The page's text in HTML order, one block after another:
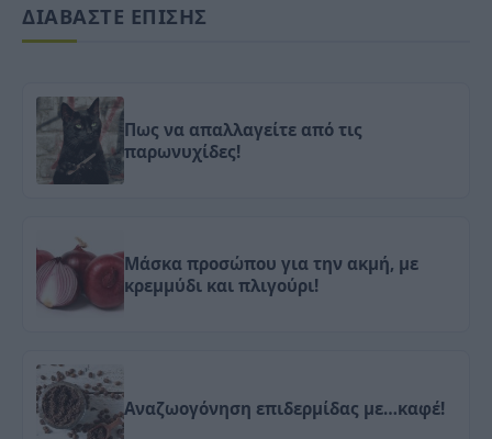
ΔΙΑΒΑΣΤΕ ΕΠΙΣΗΣ
Πως να απαλλαγείτε από τις
παρωνυχίδες!
Μάσκα προσώπου για την ακμή, με
κρεμμύδι και πλιγούρι!
Αναζωογόνηση επιδερμίδας με…καφέ!